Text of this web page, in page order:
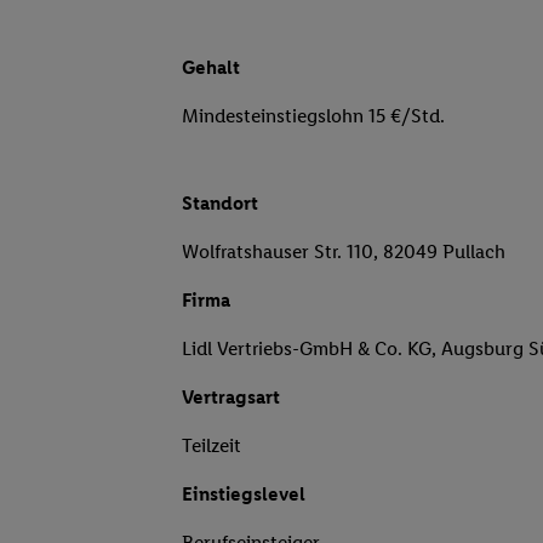
Gehalt
Mindesteinstiegslohn 15 €/Std.
Standort
Wolfratshauser Str. 110, 82049 Pullach
Firma
Lidl Vertriebs-GmbH & Co. KG, Augsburg
Vertragsart
Teilzeit
Einstiegslevel